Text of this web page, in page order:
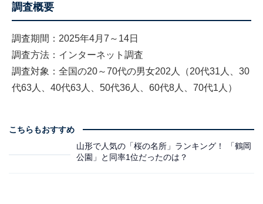
調査概要
調査期間：2025年4月7～14日
調査方法：インターネット調査
調査対象：全国の20～70代の男女202人（20代31人、30
代63人、40代63人、50代36人、60代8人、70代1人）
こちらもおすすめ
山形で人気の「桜の名所」ランキング！ 「鶴岡
公園」と同率1位だったのは？